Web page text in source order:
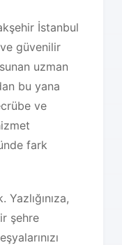
İstanbul
güvenilir
uzman
bu yana
ve
fark
şehre